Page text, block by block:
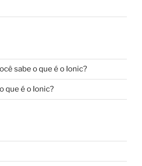
sabe o que é o Ionic?
que é o Ionic?